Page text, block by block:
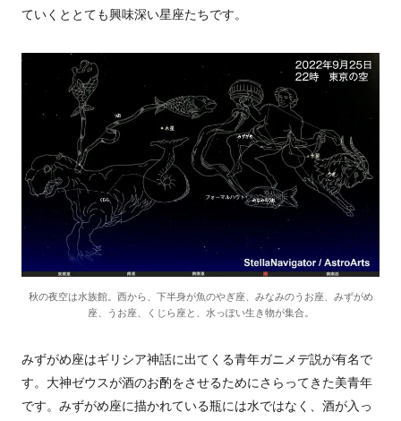
ていくととても興味深い星座たちです。
秋の夜空は水族館。西から、下半身が魚のやぎ座、みなみのうお座、みずがめ
座、うお座、くじら座と、水っぽい生き物が集合。
みずがめ座はギリシア神話に出てくる青年ガニメデ説が有名で
す。大神ゼウスが酒のお酌をさせるためにさらってきた美青年
です。みずがめ座に描かれている瓶には水ではなく、酒が入っ